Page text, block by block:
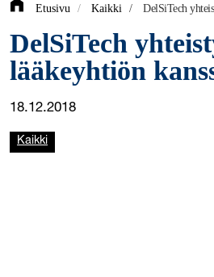
Etusivu / Kaikki / DelSiTech
DelSiTech
lääkeyhtiön
18.12.2018
Kaikki